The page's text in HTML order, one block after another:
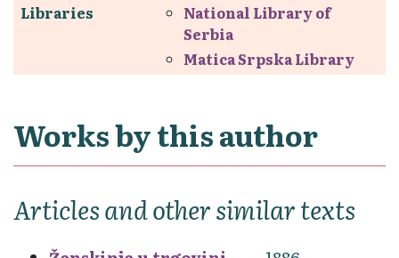
Libraries
National Library of
Serbia
Matica Srpska Library
Works by this author
Articles and other similar texts